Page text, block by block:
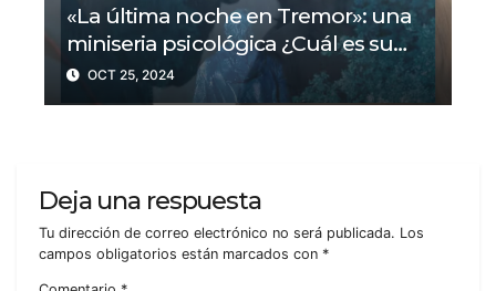
«La última noche en Tremor»: una
miniseria psicológica ¿Cuál es su
trama?
OCT 25, 2024
Deja una respuesta
Tu dirección de correo electrónico no será publicada. Los
campos obligatorios están marcados con *